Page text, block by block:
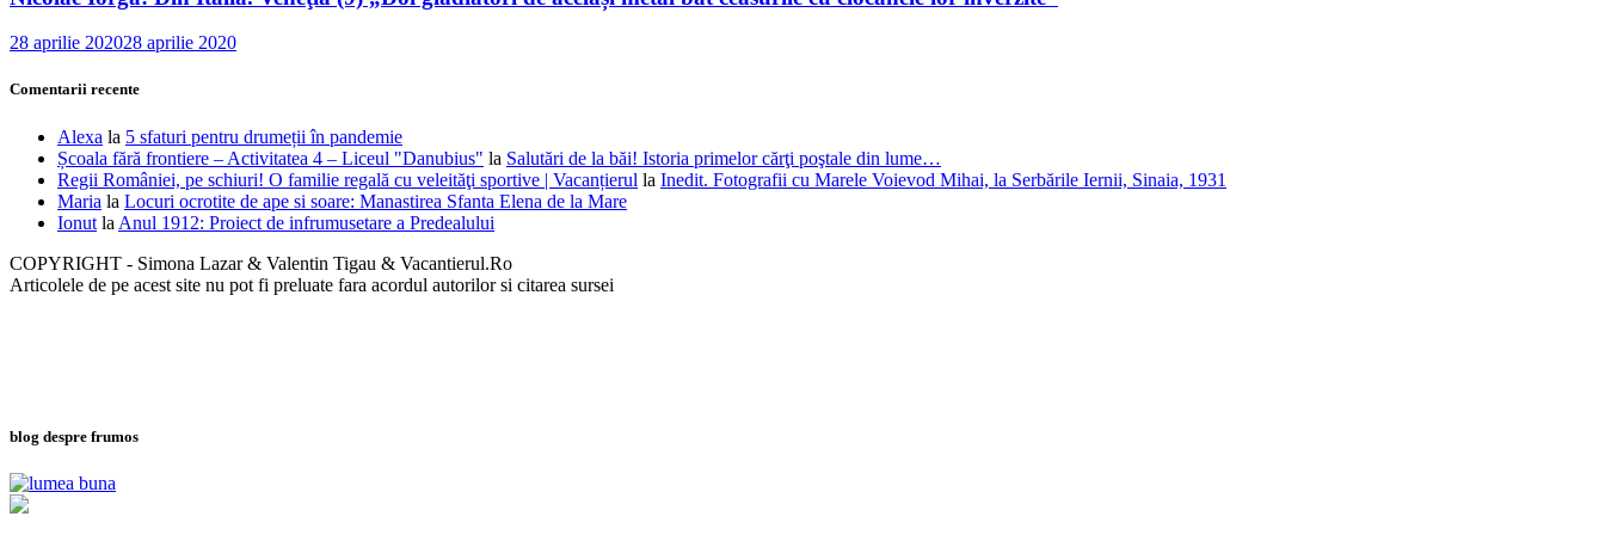
28 aprilie 202028 aprilie 2020
Comentarii recente
Alexa la 5 sfaturi pentru drumeții în pandemie
Școala fără frontiere – Activitatea 4 – Liceul "Danubius" la Salutări de la băi! Istoria primelor cărţi poştale din lume…
Regii României, pe schiuri! O familie regală cu veleităţi sportive | Vacanțierul la Inedit. Fotografii cu Marele Voievod Mihai, la Serbările Iernii, Sinaia, 1931
Maria la Locuri ocrotite de ape si soare: Manastirea Sfanta Elena de la Mare
Ionut la Anul 1912: Proiect de infrumusetare a Predealului
COPYRIGHT - Simona Lazar & Valentin Tigau & Vacantierul.Ro
Articolele de pe acest site nu pot fi preluate fara acordul autorilor si citarea sursei
blog despre frumos